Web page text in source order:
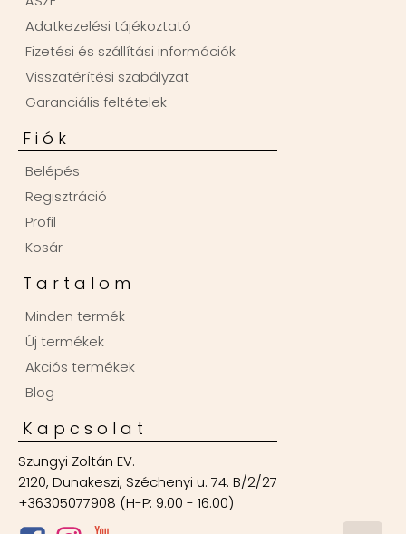
Adatkezelési tájékoztató
Fizetési és szállítási információk
Visszatérítési szabályzat
Garanciális feltételek
Fiók
Belépés
Regisztráció
Profil
Kosár
Tartalom
Minden termék
Új termékek
Akciós termékek
Blog
Kapcsolat
Szungyi Zoltán EV.
2120, Dunakeszi, Széchenyi u. 74. B/2/27
+36305077908 (H-P: 9.00 - 16.00)